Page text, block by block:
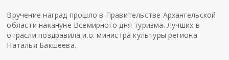
Вручение наград прошло в Правительстве Архангельской
области накануне Всемирного дня туризма. Лучших в
отрасли поздравила и.о. министра культуры региона
Наталья Бакшеева.